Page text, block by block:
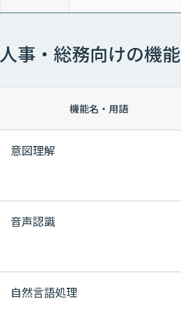
人事・総務向けの機
機能名・用語
意図理解
音声認識
自然言語処理